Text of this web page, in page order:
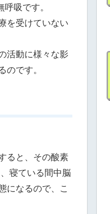
吸です。
を受けていない
活動に様々な影
のです。
ると、その酸素
寝ている間中脳
になるので、こ